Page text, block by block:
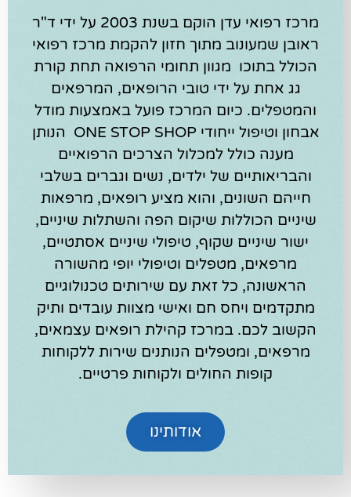
מרכז רפואי עדן הוקם בשנת 2003 על ידי ד"ר
ראובן שמעונוב מתוך חזון להקמת מרכז רפואי
הכולל בתוכו מגוון תחומי הרפואה תחת קורת
גג אחת על ידי טובי הרופאים, המרפאים
והמטפלים. כיום המרכז פועל באמצעות מודל
אבחון וטיפול ייחודי ONE STOP SHOP הנותן
מענה כולל למכלול הצרכים הרפואיים
והבריאותיים של ילדים, נשים וגברים בשלבי
חייהם השונים, והוא מציע רופאים, מרפאות
שיניים הכוללות שיקום הפה והשתלות שיניים,
ישור שיניים שקוף, טיפולי שיניים אסתטיים,
מרפאים, מטפלים וטיפולי יופי מהשורה
הראשונה, כל זאת עם שירותים טכנולוגיים
מתקדמים ויחס חם ואישי מצוות עובדים ותיק
הקשוב לכם. במרכז קהילת רופאים עצמאים,
מרפאים, ומטפלים הנותנים שירות ללקוחות
קופות החולים ולקוחות פרטיים.
אודותינו